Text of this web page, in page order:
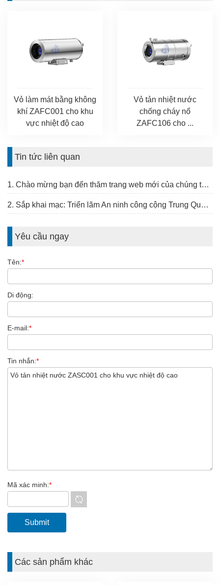
Vỏ làm mát bằng không
khí ZAFC001 cho khu
vực nhiệt độ cao
Vỏ tản nhiệt nước
chống cháy nổ
ZAFC106 cho ...
Tin tức liên quan
1. Chào mừng bạn đến thăm trang web mới của chúng tôi, Cảm ơn!
2. Sắp khai mạc: Triển lãm An ninh công cộng Trung Quốc lần thứ 16
Yêu cầu ngay
Tên:*
Di động:
E-mail:*
Tin nhắn:*
Mã xác minh:*
Các sản phẩm khác